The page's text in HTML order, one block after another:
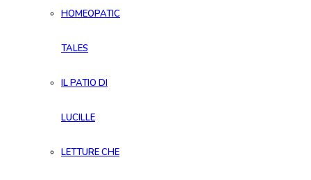
HOMEOPATIC
TALES
IL PATIO DI
LUCILLE
LETTURE CHE